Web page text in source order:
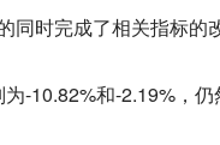
时完成了相关指标的
-10.82%和-2.19%，仍